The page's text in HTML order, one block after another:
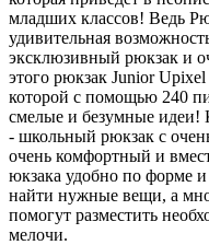
младших классов! Ведь
удивительная
эксклюзивный рюкзак и
этого рюкзак Junior
которой с помощью 240
смелые и безумные идеи!
- школьный рюкзак с
очень комфортный и
юкзака удобно по форме и
найти нужные вещи, а
помогут разместить
мелочи.